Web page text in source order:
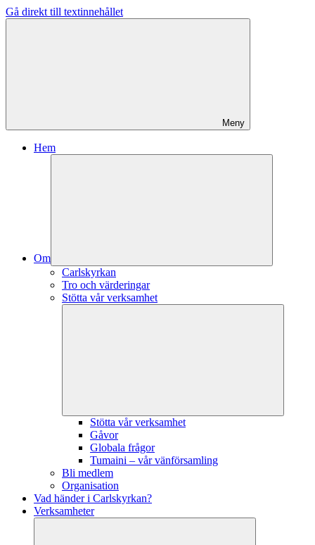
Gå direkt till textinnehållet
Meny
Hem
Om
Carlskyrkan
Tro och värderingar
Stötta vår verksamhet
Stötta vår verksamhet
Gåvor
Globala frågor
Tumaini – vår vänförsamling
Bli medlem
Organisation
Vad händer i Carlskyrkan?
Verksamheter